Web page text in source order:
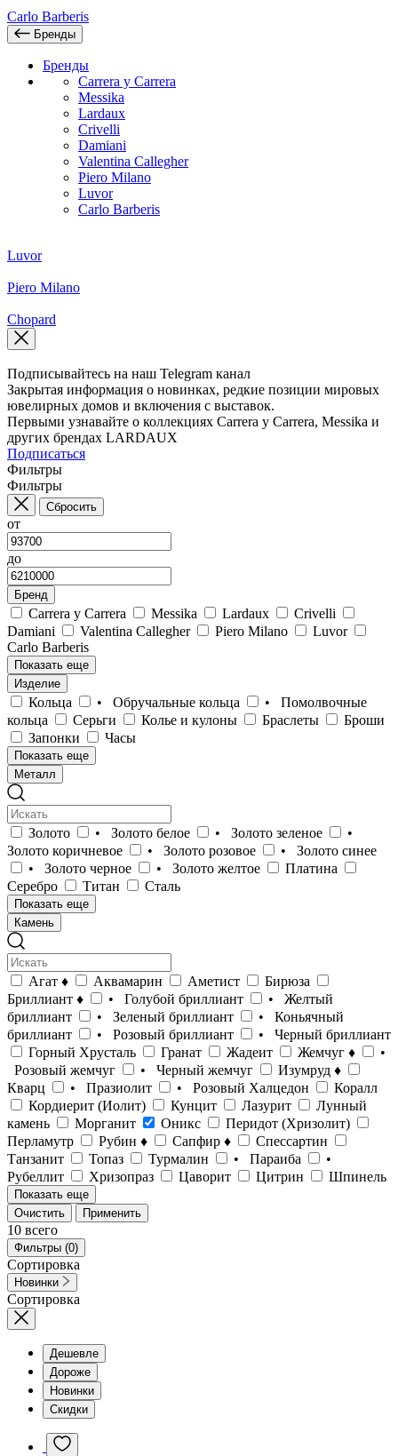
Carlo Barberis
Бренды
Бренды
Carrera y Carrera
Messika
Lardaux
Crivelli
Damiani
Valentina Callegher
Piero Milano
Luvor
Carlo Barberis
Luvor
Piero Milano
Chopard
Подписывайтесь на наш Telegram канал
Закрытая информация о новинках, редкие позиции мировых
ювелирных домов и включения с выставок.
Первыми узнавайте о коллекциях Carrera y Carrera, Messika и
других брендах LARDAUX
Подписаться
Фильтры
Фильтры
Сбросить
от
до
Бренд
Carrera y Carrera Messika Lardaux
Crivelli
Damiani
Valentina Callegher Piero Milano
Luvor
Carlo Barberis
Показать еще
Изделие
Кольца • Обручальные кольца
• Помолвочные
кольца
Серьги Колье и кулоны Браслеты
Броши
Запонки
Часы
Показать еще
Металл
Золото • Золото белое • Золото зеленое
•
Золото коричневое
• Золото розовое
• Золото синее
• Золото черное
• Золото желтое
Платина
Серебро
Титан Сталь
Показать еще
Камень
Агат ♦ Аквамарин Аметист
Бирюза
Бриллиант ♦
• Голубой бриллиант
• Желтый
бриллиант
• Зеленый бриллиант
• Коньячный
бриллиант
• Розовый бриллиант
• Черный бриллиант
Горный Хрусталь
Гранат Жадеит Жемчуг ♦
•
Розовый жемчуг
• Черный жемчуг
Изумруд ♦
Кварц
• Празиолит • Розовый Халцедон
Коралл
Кордиерит (Иолит)
Кунцит Лазурит
Лунный
камень
Морганит Оникс
Перидот (Хризолит)
Перламутр
Рубин ♦ Сапфир ♦
Спессартин
Танзанит
Топаз Турмалин • Параиба
•
Рубеллит
Хризопраз Цаворит Цитрин Шпинель
Показать еще
Очистить
Применить
10 всего
Фильтры (0)
Сортировка
Новинки
Сортировка
Дешевле
Дороже
Новинки
Скидки